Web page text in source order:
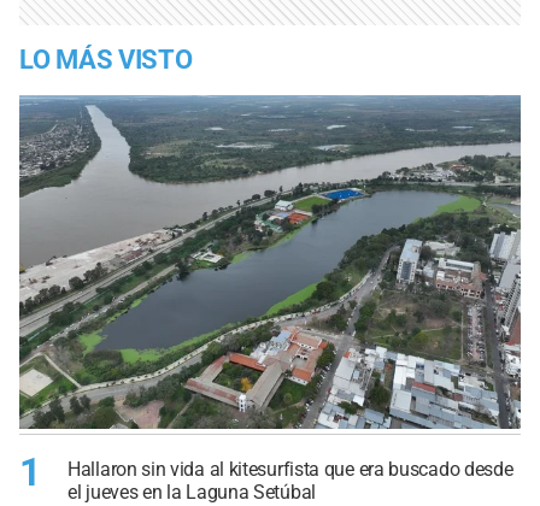
LO MÁS VISTO
1
Hallaron sin vida al kitesurfista que era buscado desde
el jueves en la Laguna Setúbal